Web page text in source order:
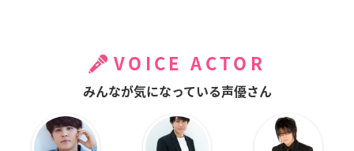
VOICE ACTOR
みんなが気になっている声優さん